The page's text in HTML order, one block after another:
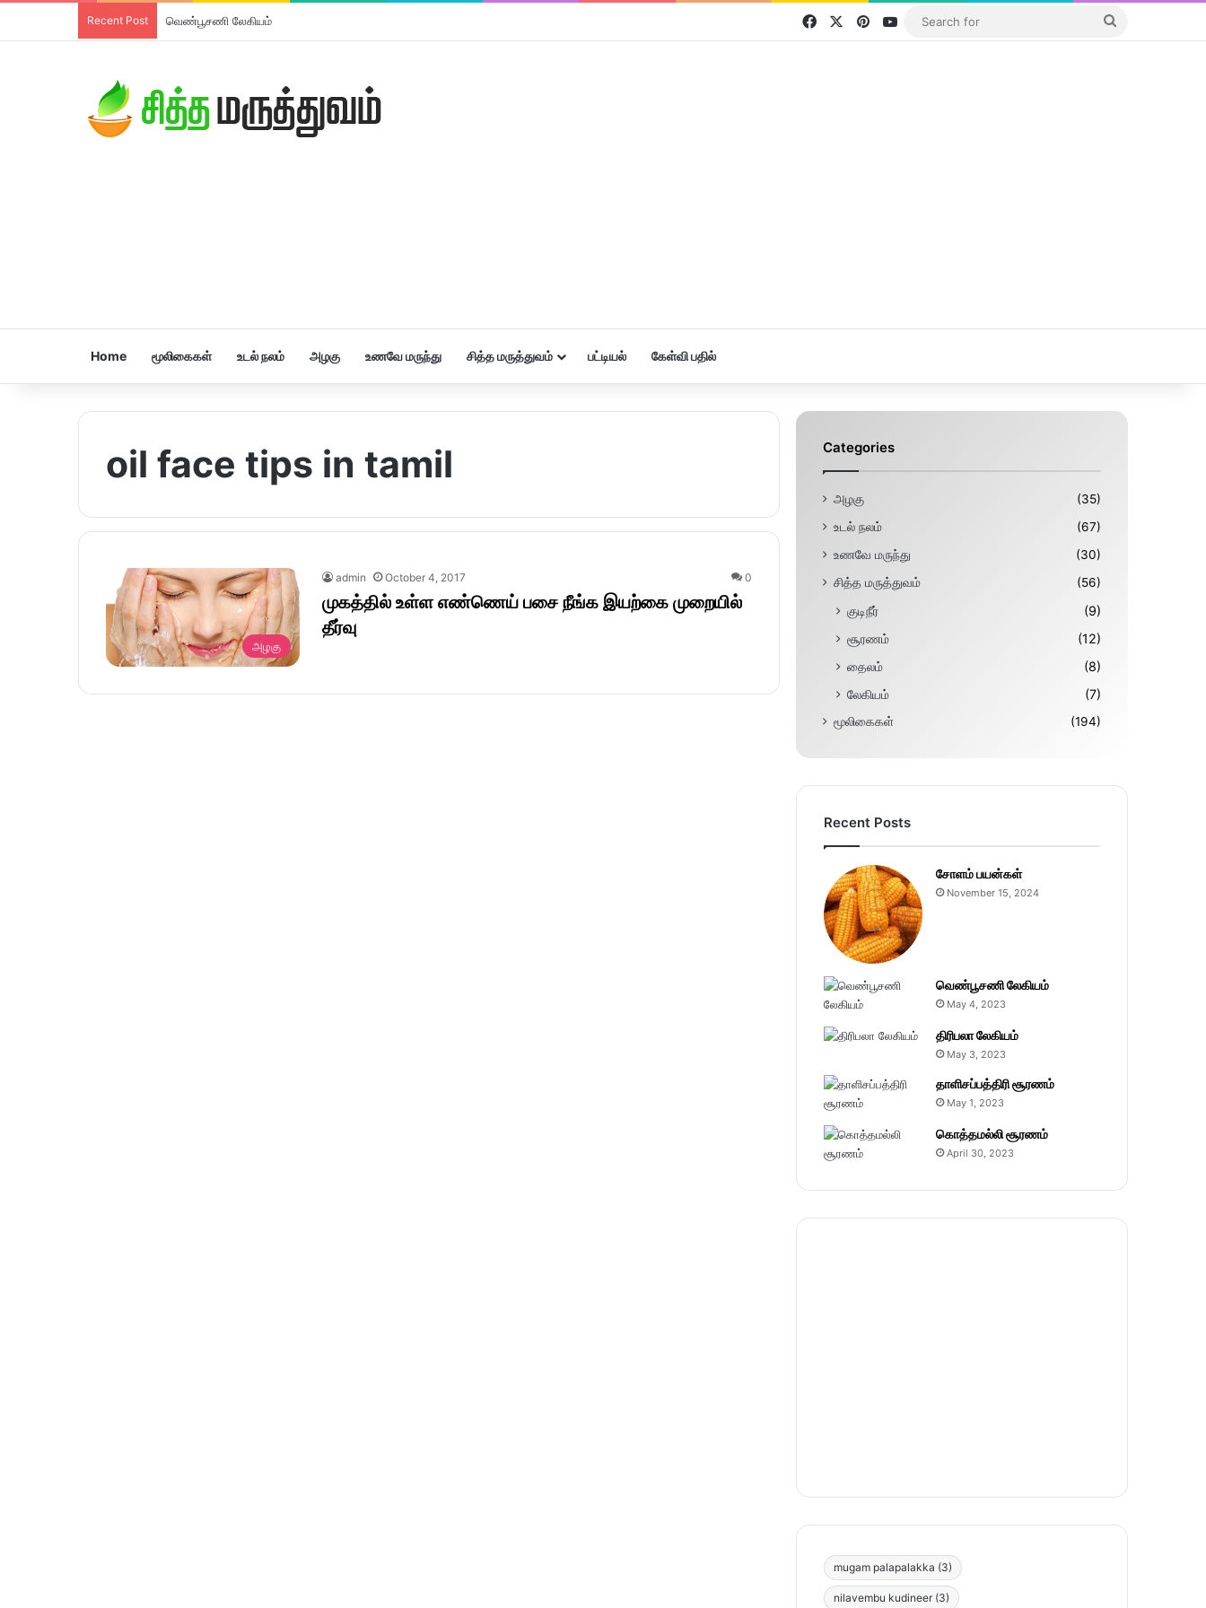
Recent Post திரிபலா லேகியம் FacebookPinterestYouTube
Home மூலிகைகள் உடல் நலம் அழகு உணவே மருந்து சித்த மருத்துவம் பட்டியல் கேள்வி பதில்
oil face tips in tamil
அழகு
admin October 4, 2017 0
முகத்தில் உள்ள எண்ணெய் பசை நீங்க இயற்கை முறையில்
தீர்வு
Categories
அழகு
(35)
உடல் நலம்
(67)
உணவே மருந்து
(30)
சித்த மருத்துவம்
(56)
குடிநீர்
(9)
சூரணம்
(12)
தைலம்
(8)
லேகியம்
(7)
மூலிகைகள் (194)
Recent Posts
சோளம் பயன்கள்
November 15, 2024
வெண்பூசணி லேகியம்
May 4, 2023
திரிபலா லேகியம்
May 3, 2023
தாளிசப்பத்திரி சூரணம்
May 1, 2023
கொத்தமல்லி சூரணம்
April 30, 2023
mugam palapalakka (3)
nilavembu kudineer (3)